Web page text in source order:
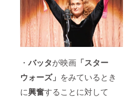
・ バッタが映画 「スター
ウォーズ」 をみているとき
に興奮することに対して